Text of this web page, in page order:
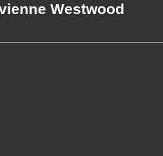
Westwood